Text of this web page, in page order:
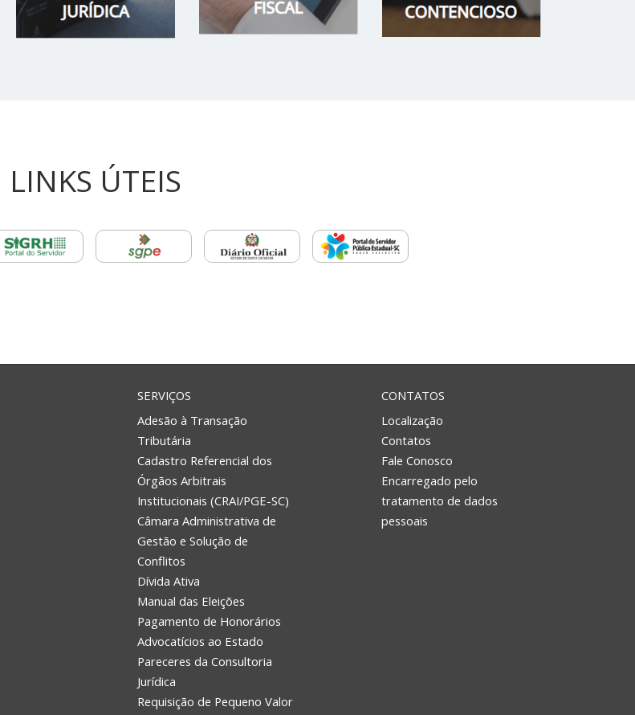
LINKS ÚTEIS
SERVIÇOS
Adesão à Transação
Tributária
Cadastro Referencial dos
Órgãos Arbitrais
Institucionais (CRAI/PGE-SC)
Câmara Administrativa de
Gestão e Solução de
Conflitos
Dívida Ativa
Manual das Eleições
Pagamento de Honorários
Advocatícios ao Estado
Pareceres da Consultoria
Jurídica
Requisição de Pequeno Valor
CONTATOS
Localização
Contatos
Fale Conosco
Encarregado pelo
tratamento de dados
pessoais